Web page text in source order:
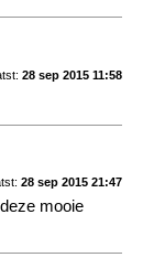
28 sep 2015 11:58
28 sep 2015 21:47
mooie